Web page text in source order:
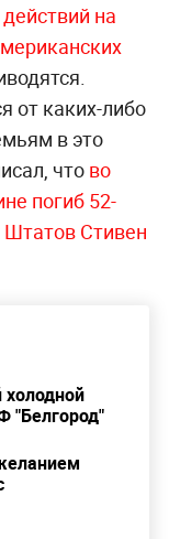
на
от каких-либо
в это
что во
погиб 52-
Стивен
"Белгород"